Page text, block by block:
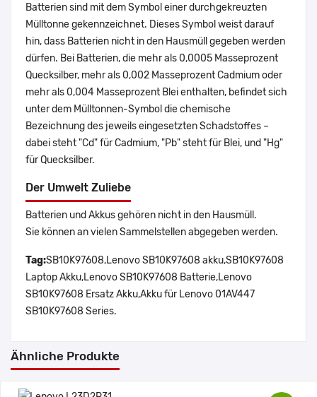
Batterien sind mit dem Symbol einer durchgekreuzten
Mülltonne gekennzeichnet. Dieses Symbol weist darauf
hin, dass Batterien nicht in den Hausmüll gegeben werden
dürfen. Bei Batterien, die mehr als 0,0005 Masseprozent
Quecksilber, mehr als 0,002 Masseprozent Cadmium oder
mehr als 0,004 Masseprozent Blei enthalten, befindet sich
unter dem Mülltonnen-Symbol die chemische
Bezeichnung des jeweils eingesetzten Schadstoffes –
dabei steht "Cd" für Cadmium, "Pb" steht für Blei, und "Hg"
für Quecksilber.
Der Umwelt Zuliebe
Batterien und Akkus gehören nicht in den Hausmüll.
Sie können an vielen Sammelstellen abgegeben werden.
Tag:SB10K97608,Lenovo SB10K97608 akku,SB10K97608
Laptop Akku,Lenovo SB10K97608 Batterie,Lenovo
SB10K97608 Ersatz Akku,Akku für Lenovo 01AV447
SB10K97608 Series.
Ähnliche Produkte